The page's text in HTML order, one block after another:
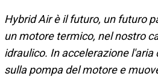
Hybrid Air è il futuro, un futuro
un motore termico, nel nostro
idraulico. In accelerazione
sulla pompa del motore e